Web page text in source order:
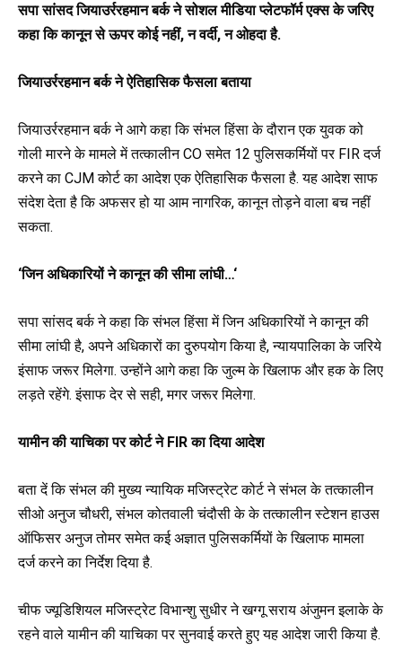
सपा सांसद जियाउर्ररहमान बर्क ने सोशल मीडिया प्लेटफॉर्म एक्स के जरिए
कहा कि कानून से ऊपर कोई नहीं, न वर्दी, न ओहदा है.
जियाउर्ररहमान बर्क ने ऐतिहासिक फैसला बताया
जियाउर्ररहमान बर्क ने आगे कहा कि संभल हिंसा के दौरान एक युवक को
गोली मारने के मामले में तत्कालीनCOसमेत 12 पुलिसकर्मियों पर FIRदर्ज
करने का CJMकोर्ट का आदेश एक ऐतिहासिक फैसला है. यह आदेश साफ
संदेश देता हैकिअफसर हो या आम नागरिक, कानून तोड़ने वाला बच नहीं
सकता.
‘जिनअधिकारियों ने कानून की सीमा लांघी…‘
सपा सांसद बर्क ने कहा कि संभल हिंसा में जिन अधिकारियों ने कानून की
सीमा लांघी है, अपने अधिकारों का दुरुपयोग किया है, न्यायपालिका के जरिये
इंसाफ जरूर मिलेगा. उन्होंने आगे कहा कि जुल्म के खिलाफ और हक के लिए
लड़ते रहेंगे. इंसाफ देर से सही, मगर जरूर मिलेगा.
यामीन की याचिका पर कोर्ट ने FIR का दिया आदेश
बता दें कि संभल की मुख्य न्यायिक मजिस्ट्रेट कोर्ट ने संभल के तत्कालीन
सीओ अनुज चौधरी, संभल कोतवाली चंदौसी के के तत्कालीन स्टेशन हाउस
ऑफिसर अनुज तोमर समेत कई अज्ञात पुलिसकर्मियों के खिलाफ मामला
दर्ज करने का निर्देश दिया है.
चीफ ज्यूडिशियल मजिस्ट्रेट विभान्शु सुधीर ने खग्गू सराय अंजुमन इलाके के
रहने वाले यामीन की याचिका पर सुनवाई करते हुए यह आदेश जारी किया है.